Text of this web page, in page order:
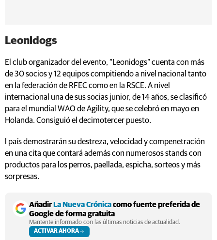
Leonidogs
El club organizador del evento, “Leonidogs” cuenta con más
de 30 socios y 12 equipos compitiendo a nivel nacional tanto
en la federación de RFEC como en la RSCE. A nivel
internacional una de sus socias junior, de 14 años, se clasificó
para el mundial WAO de Agility, que se celebró en mayo en
Holanda. Consiguió el decimotercer puesto.
l país demostrarán su destreza, velocidad y compenetración
en una cita que contará además con numerosos stands con
productos para los perros, paellada, espicha, sorteos y más
sorpresas.
AñadirLa Nueva Crónicacomo fuente preferida de
Google de forma gratuita
Mantente informado con las últimas noticias de actualidad.
ACTIVAR AHORA